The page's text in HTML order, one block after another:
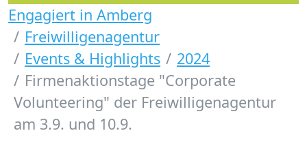
Engagiert in Amberg
Freiwilligenagentur
Events & Highlights
2024
Firmenaktionstage "Corporate
Volunteering" der Freiwilligenagentur
am 3.9. und 10.9.